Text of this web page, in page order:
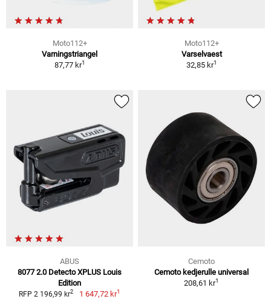
Moto112+
Varningstriangel
87,77 kr1
Moto112+
Varselvaest
32,85 kr1
ABUS
8077 2.0 Detecto XPLUS Louis
Edition
RFP 2 196,99 kr2 1 647,72 kr1
Cemoto
Cemoto kedjerulle universal
208,61 kr1